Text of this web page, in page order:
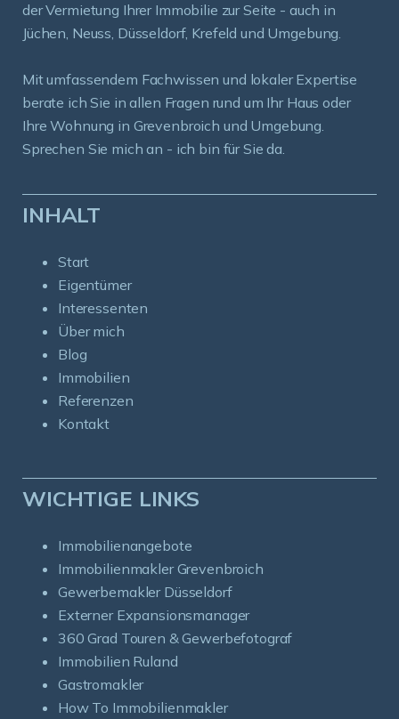
der Vermietung Ihrer Immobilie zur Seite - auch in
Jüchen, Neuss, Düsseldorf, Krefeld und Umgebung.
Mit umfassendem Fachwissen und lokaler Expertise
berate ich Sie in allen Fragen rund um Ihr Haus oder
Ihre Wohnung in Grevenbroich und Umgebung.
Sprechen Sie mich an - ich bin für Sie da.
INHALT
Start
Eigentümer
Interessenten
Über mich
Blog
Immobilien
Referenzen
Kontakt
WICHTIGE LINKS
Immobilienangebote
Immobilienmakler Grevenbroich
Gewerbemakler Düsseldorf
Externer Expansionsmanager
360 Grad Touren & Gewerbefotograf
Immobilien Ruland
Gastromakler
How To Immobilienmakler